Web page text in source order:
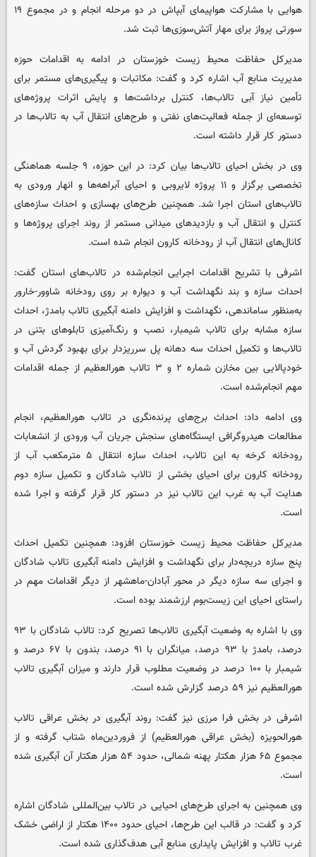
هوایی با مشارکت هواپیمای آبپاش در دو مرحله انجام و در مجموع ۱۹
سورتی پرواز برای مهار آتش‌سوزی‌ها ثبت شد.
مدیرکل حفاظت محیط زیست خوزستان در ادامه به اقدامات حوزه
مدیریت منابع آب اشاره کرد و گفت: مکاتبات و پیگیری‌های مستمر برای
تأمین نیاز آبی تالاب‌ها، کنترل برداشت‌ها و پایش اثرات پروژه‌های
توسعه‌ای از جمله فعالیت‌های نفتی و طرح‌های انتقال آب به تالاب‌ها در
دستور کار قرار داشته است.
وی در بخش احیای تالاب‌ها بیان کرد: در این حوزه، ۹ جلسه هماهنگی
تخصصی برگزار و ۱۱ پروژه لایروبی و احیای آبراهه‌ها و انهار ورودی به
تالاب‌های استان اجرا شد. همچنین طرح‌های بهسازی و احداث سازه‌های
کنترل و انتقال آب و بازدیدهای میدانی مستمر از روند اجرای پروژه‌ها و
کانال‌های انتقال آب از رودخانه کارون انجام شده است.
اشرفی با تشریح اقدامات اجرایی انجام‌شده در تالاب‌های استان گفت:
احداث سازه و بند نگهداشت آب و دیواره بر روی رودخانه شاوور-خارور
به‌منظور ساماندهی، نگهداشت و افزایش دامنه آبگیری تالاب بامدژ، احداث
سازه مشابه برای تالاب شیمبار، نصب و رنگ‌آمیزی تابلوهای بتنی در
تالاب‌ها و تکمیل احداث سه دهانه پل سرریزدار برای بهبود گردش آب و
خودپالایی بین مخازن شماره ۲ و ۳ تالاب هورالعظیم از جمله اقدامات
مهم انجام‌شده است.
وی ادامه داد: احداث برج‌های پرنده‌نگری در تالاب هورالعظیم، انجام
مطالعات هیدروگرافی ایستگاه‌های سنجش جریان آب ورودی از انشعابات
رودخانه کرخه به این تالاب، احداث سازه انتقال ۵ مترمکعب آب از
رودخانه کارون برای احیای بخشی از تالاب شادگان و تکمیل سازه دوم
هدایت آب به غرب این تالاب نیز در دستور کار قرار گرفته و اجرا شده
است.
مدیرکل حفاظت محیط زیست خوزستان افزود: همچنین تکمیل احداث
پنج سازه دریچه‌دار برای نگهداشت و افزایش دامنه آبگیری تالاب شادگان
و اجرای سه سازه دیگر در محور آبادان-ماهشهر از دیگر اقدامات مهم در
راستای احیای این زیست‌بوم ارزشمند بوده است.
وی با اشاره به وضعیت آبگیری تالاب‌ها تصریح کرد: تالاب شادگان با ۹۳
درصد، بامدژ با ۹۳ درصد، میانگران با ۹۱ درصد، بندون با ۶۷ درصد و
شیمبار با ۱۰۰ درصد در وضعیت مطلوب قرار دارند و میزان آبگیری تالاب
هورالعظیم نیز ۵۹ درصد گزارش شده است.
اشرفی در بخش فرا مرزی نیز گفت: روند آبگیری در بخش عراقی تالاب
هورالحویزه (بخش عراقی هورالعظیم) از فروردین‌ماه شتاب گرفته و از
مجموع ۶۵ هزار هکتار پهنه شمالی، حدود ۵۴ هزار هکتار آن آبگیری شده
است.
وی همچنین به اجرای طرح‌های احیایی در تالاب بین‌المللی شادگان اشاره
کرد و گفت: در قالب این طرح‌ها، احیای حدود ۱۴۰۰ هکتار از اراضی خشک
غرب تالاب و افزایش پایداری منابع آبی هدف‌گذاری شده است.